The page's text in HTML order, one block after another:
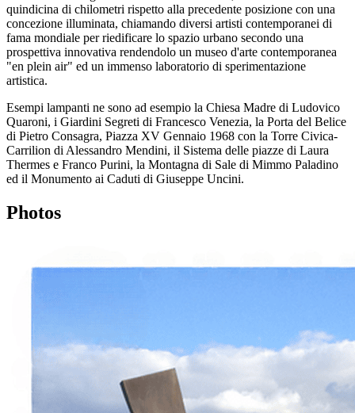
quindicina di chilometri rispetto alla precedente posizione con una
concezione illuminata, chiamando diversi artisti contemporanei di
fama mondiale per riedificare lo spazio urbano secondo una
prospettiva innovativa rendendolo un museo d'arte contemporanea
"en plein air" ed un immenso laboratorio di sperimentazione
artistica.
Esempi lampanti ne sono ad esempio la Chiesa Madre di Ludovico
Quaroni, i Giardini Segreti di Francesco Venezia, la Porta del Belice
di Pietro Consagra, Piazza XV Gennaio 1968 con la Torre Civica-
Carrilion di Alessandro Mendini, il Sistema delle piazze di Laura
Thermes e Franco Purini, la Montagna di Sale di Mimmo Paladino
ed il Monumento ai Caduti di Giuseppe Uncini.
Photos